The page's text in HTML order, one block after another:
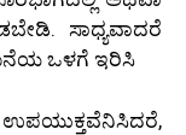
ಸಾಧ್ಯವಾದರೆ
ಒಳಗೆ ಇರಿಸಿ